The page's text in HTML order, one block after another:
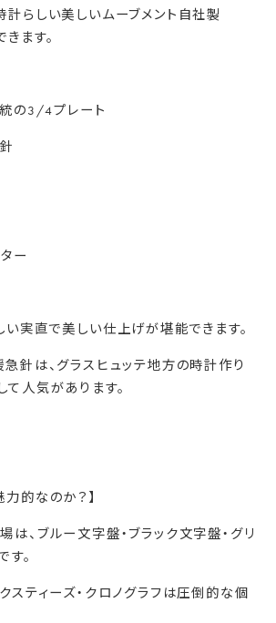
計らしい美しいムーブメント自社製
ます。
統の3/4プレート
ー
い実直で美しい仕上げが堪能できます。
針は、 グラスヒュッテ地方の時計作り
て人気があります。
的なのか？】
は、 ブルー文字盤・ブラック文字盤・ グリ
す。
スティーズ・ クロノグラフは圧倒的な個